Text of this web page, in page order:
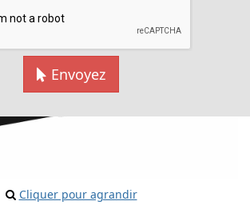
Cliquer pour agrandir
Envoyez